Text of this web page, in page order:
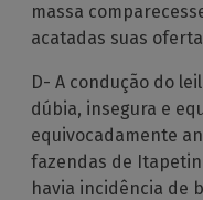
massa
acatadas suas
D- A condução do
dúbia, insegura e
equivocadamente
fazendas de
havia incidência de